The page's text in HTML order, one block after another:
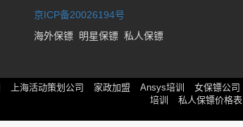
京ICP备20026194号
海外保镖
明星保镖 私人保镖
上海活动策划公司 家政加盟 Ansys培训 女保镖公司
培训
私人保镖价格表